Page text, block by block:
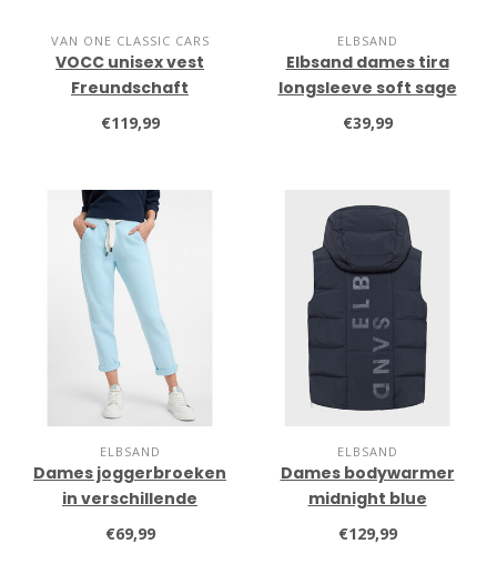
VAN ONE CLASSIC CARS
VOCC unisex vest
Freundschaft
blauw/oranje
€119,99
ELBSAND
Elbsand dames tira
longsleeve soft sage
melange
€39,99
ELBSAND
Dames joggerbroeken
in verschillende
kleuren
€69,99
ELBSAND
Dames bodywarmer
midnight blue
€129,99